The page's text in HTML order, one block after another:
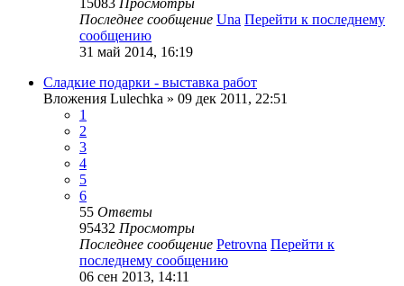
15083 Просмотры
Последнее сообщение Una Перейти к последнему
сообщению
31 май 2014, 16:19
Сладкие подарки - выставка работ
Вложения Lulechka » 09 дек 2011, 22:51
1
2
3
4
5
6
55 Ответы
95432 Просмотры
Последнее сообщение Petrovna Перейти к
последнему сообщению
06 сен 2013, 14:11